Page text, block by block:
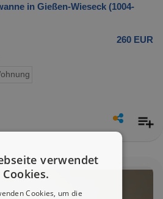
in Gießen-Wieseck (1004-
260 EUR
verwendet
Cookies.
Cookies, um die